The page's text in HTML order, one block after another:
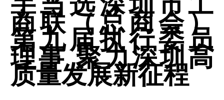
商联（总商会）
第九届执行委员
理事 聚力深圳高
质量发展新征程